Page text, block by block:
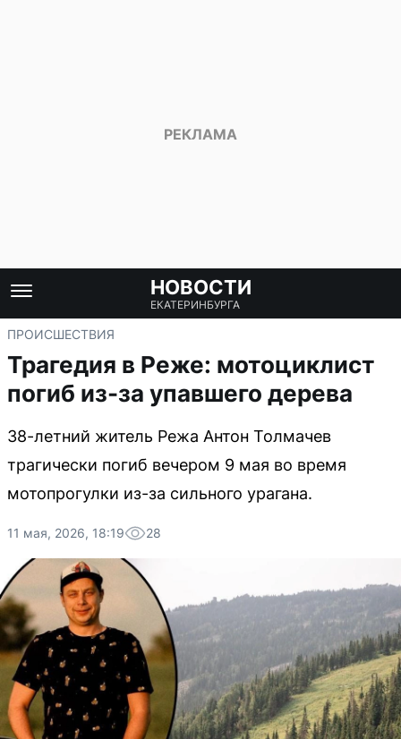
НОВОСТИ
ЕКАТЕРИНБУРГА
ПРОИСШЕСТВИЯ
Трагедия в Реже: мотоциклист
погиб из-за упавшего дерева
38-летний житель Режа Антон Толмачев
трагически погиб вечером 9 мая во время
мотопрогулки из-за сильного урагана.
11 мая, 2026, 18:19 28